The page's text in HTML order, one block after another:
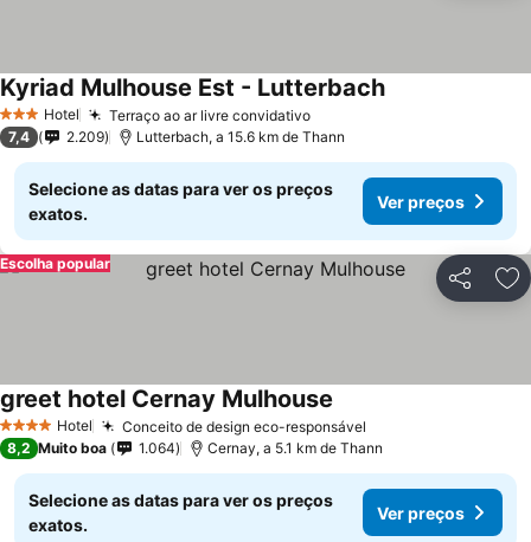
3 EstrelasHotel Terraço ao ar livre convidativo
Kyriad Mulhouse Est - Lutterbach
7,4 2.209 Lutterbach, a 15.6 km de Thann
Selecione as datas para ver os preços
exatos.
Ver preços
Partilhar
Escolha popular
4 EstrelasHotel Conceito de design eco-responsável
greet hotel Cernay Mulhouse
8,2 Muito boa 1.064 Cernay, a 5.1 km de Thann
Selecione as datas para ver os preços
exatos.
Ver preços